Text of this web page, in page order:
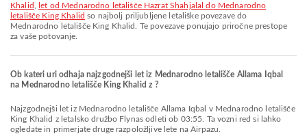
Khalid
let od Mednarodno letališče Hazrat Shahjalal do Mednarodno
letališče King Khalid so najbolj priljubljene letališke povezave do
Mednarodno letališče King Khalid. Te povezave ponujajo priročne prestope
za vaše potovanje.
Ob kateri uri odhaja najzgodnejši let iz Mednarodno letališče Allama Iqbal
na Mednarodno letališče King Khalid z ?
Najzgodnejši let iz Mednarodno letališče Allama Iqbal v Mednarodno letališče
King Khalid z letalsko družbo Flynas odleti ob 03:55. Ta vozni red si lahko
ogledate in primerjate druge razpoložljive lete na Airpazu.